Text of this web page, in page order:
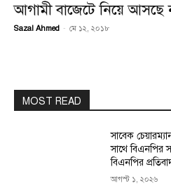
আগামী বাজেটে নিয়ে
Sazal Ahmed - মে ১২, ২০১৮
MOST READ
সাবেক
সাথে বিএনপির
বিএনপির
আগস্ট ১, ২০২৬